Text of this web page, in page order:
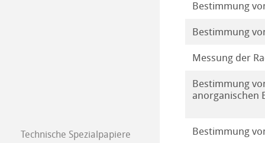
Fleisch und
Abgaskontrolle
Wasser
Technische Spezialpapiere
Bestimmung
Bestimmung
Messung der
Bestimmung
anorganischen
Bestimmung